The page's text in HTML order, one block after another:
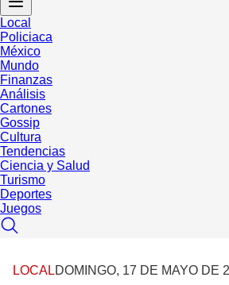
Local
Policiaca
México
Mundo
Finanzas
Análisis
Cartones
Gossip
Cultura
Tendencias
Ciencia y Salud
Turismo
Deportes
Juegos
LOCALDOMINGO, 17 DE MAYO DE